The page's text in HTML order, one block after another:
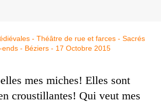
mes miches! Elles sont
croustillantes! Qui veut mes